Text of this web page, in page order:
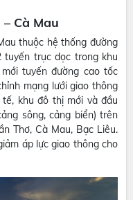
Cà Mau
thuộc hệ thống đường
trục dọc trong khu
tuyến đường cao tốc
mạng lưới giao thông
khu đô thị mới và đầu
sông, cảng biển) trên
Thơ, Cà Mau, Bạc Liêu.
áp lực giao thông cho